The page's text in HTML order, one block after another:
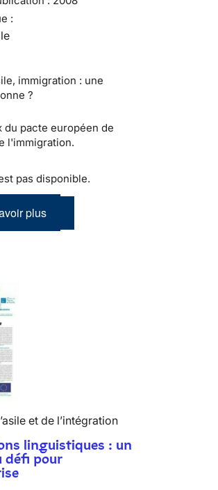
:
immigration : une
?
du pacte européen de
l'immigration.
pas disponible.
plus
et de l’intégration
linguistiques : un
défi pour